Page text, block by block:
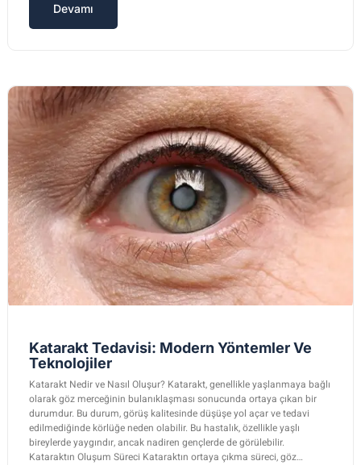
Devamı
Katarakt Tedavisi: Modern Yöntemler Ve
Teknolojiler
Katarakt Nedir ve Nasıl Oluşur? Katarakt, genellikle yaşlanmaya bağlı
olarak göz merceğinin bulanıklaşması sonucunda ortaya çıkan bir
durumdur. Bu durum, görüş kalitesinde düşüşe yol açar ve tedavi
edilmediğinde körlüğe neden olabilir. Bu hastalık, özellikle yaşlı
bireylerde yaygındır, ancak nadiren gençlerde de görülebilir.
Kataraktın Oluşum Süreci Kataraktın ortaya çıkma süreci, göz…